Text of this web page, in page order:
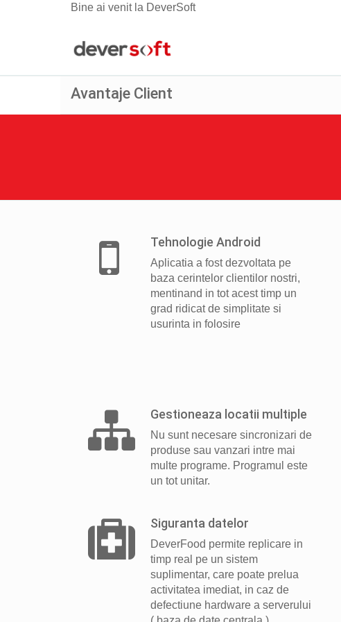
Bine ai venit la DeverSoft
Avantaje Client
Tehnologie Android
Aplicatia a fost dezvoltata pe
baza cerintelor clientilor nostri,
mentinand in tot acest timp un
grad ridicat de simplitate si
usurinta in folosire
Gestioneaza locatii multiple
Nu sunt necesare sincronizari de
produse sau vanzari intre mai
multe programe. Programul este
un tot unitar.
Siguranta datelor
DeverFood permite replicare in
timp real pe un sistem
suplimentar, care poate prelua
activitatea imediat, in caz de
defectiune hardware a serverului